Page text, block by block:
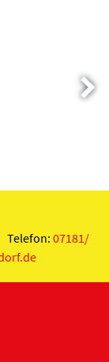
Telefon: 07181/